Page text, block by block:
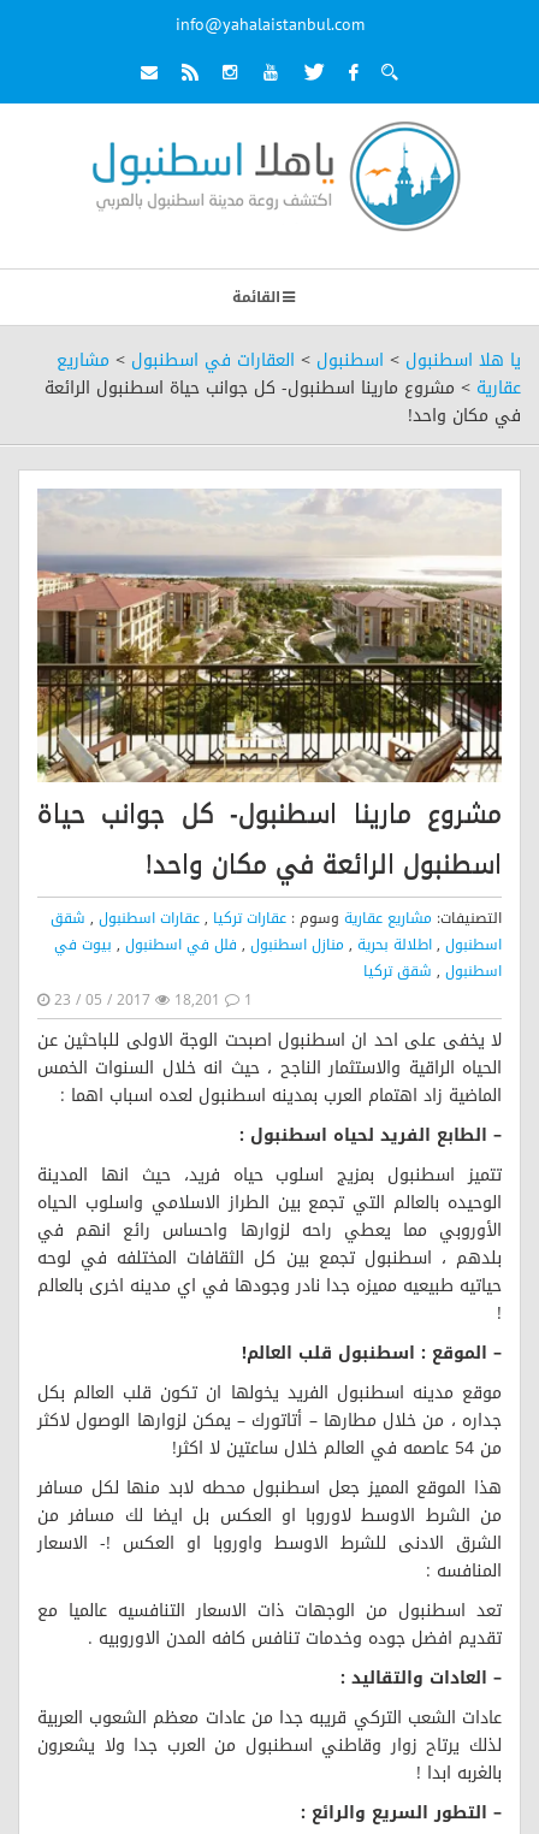
info@yahalaistanbul.com
القائمة
يا هلا اسطنبول > اسطنبول > العقارات في اسطنبول > مشاريع
عقارية > مشروع مارينا اسطنبول- كل جوانب حياة اسطنبول الرائعة
في مكان واحد!
مشروع مارينا اسطنبول- كل جوانب حياة
اسطنبول الرائعة في مكان واحد!
التصنيفات: مشاريع عقارية وسوم : عقارات تركيا ,عقارات اسطنبول , شقق
اسطنبول ,اطلالة بحرية , منازل اسطنبول , فلل في اسطنبول , بيوت في
اسطنبول , شقق تركيا
23 / 05 / 2017
18,201 1
لا يخفى على احد ان اسطنبول اصبحت الوجة الاولى للباحثين عن
الحياه الراقية والاستثمار الناجح ، حيث انه خلال السنوات الخمس
الماضية زاد اهتمام العرب بمدينه اسطنبول لعده اسباب اهما :
– الطابع الفريد لحياه اسطنبول :
تتميز اسطنبول بمزيج اسلوب حياه فريد، حيث انها المدينة
الوحيده بالعالم التي تجمع بين الطراز الاسلامي واسلوب الحياه
الأوروبي مما يعطي راحه لزوارها واحساس رائع انهم في
بلدهم ، اسطنبول تجمع بين كل الثقافات المختلفه في لوحه
حياتيه طبيعيه مميزه جدا نادر وجودها في اي مدينه اخرى بالعالم
!
– الموقع : اسطنبول قلب العالم!
موقع مدينه اسطنبول الفريد يخولها ان تكون قلب العالم بكل
جداره ، من خلال مطارها – أتاتورك – يمكن لزوارها الوصول لاكثر
من 54 عاصمه في العالم خلال ساعتين لا اكثر!
هذا الموقع المميز جعل اسطنبول محطه لابد منها لكل مسافر
من الشرط الاوسط لاوروبا او العكس بل ايضا لك مسافر من
الشرق الادنى للشرط الاوسط واوروبا او العكس !- الاسعار
المنافسه :
تعد اسطنبول من الوجهات ذات الاسعار التنافسيه عالميا مع
تقديم افضل جوده وخدمات تنافس كافه المدن الاوروبيه .
– العادات والتقاليد :
عادات الشعب التركي قريبه جدا من عادات معظم الشعوب العربية
لذلك يرتاح زوار وقاطني اسطنبول من العرب جدا ولا يشعرون
بالغربه ابدا !
– التطور السريع والرائع :